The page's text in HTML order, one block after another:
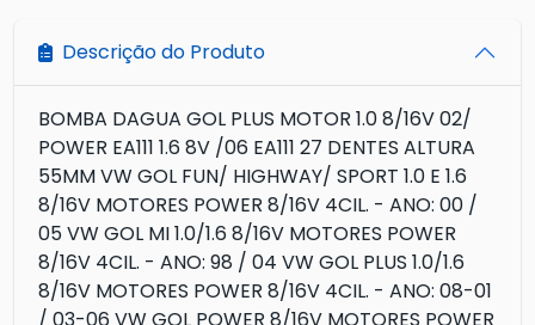
Descrição do Produto
BOMBA DAGUA GOL PLUS MOTOR 1.0 8/16V 02/
POWER EA111 1.6 8V /06 EA111 27 DENTES ALTURA
55MM VW GOL FUN/ HIGHWAY/ SPORT 1.0 E 1.6
8/16V MOTORES POWER 8/16V 4CIL. - ANO: 00 /
05 VW GOL MI 1.0/1.6 8/16V MOTORES POWER
8/16V 4CIL. - ANO: 98 / 04 VW GOL PLUS 1.0/1.6
8/16V MOTORES POWER 8/16V 4CIL. - ANO: 08-01